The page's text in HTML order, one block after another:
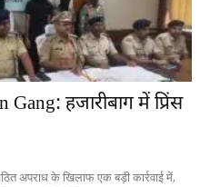
हजारीबाग में प्रिंस
अपराध के खिलाफ एक बड़ी कार्रवाई में,